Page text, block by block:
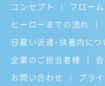
コンセプト
フロー
ヒーローまでの流れ
日雇い派遣・扶養内につ
企業のご担当者様
お問い合わせ
プラ